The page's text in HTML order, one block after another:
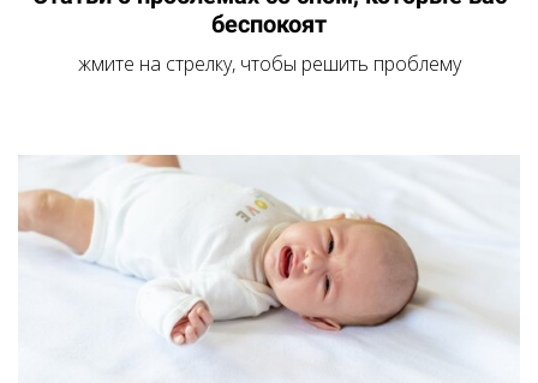
беспокоят
жмите на стрелку, чтобы решить проблему